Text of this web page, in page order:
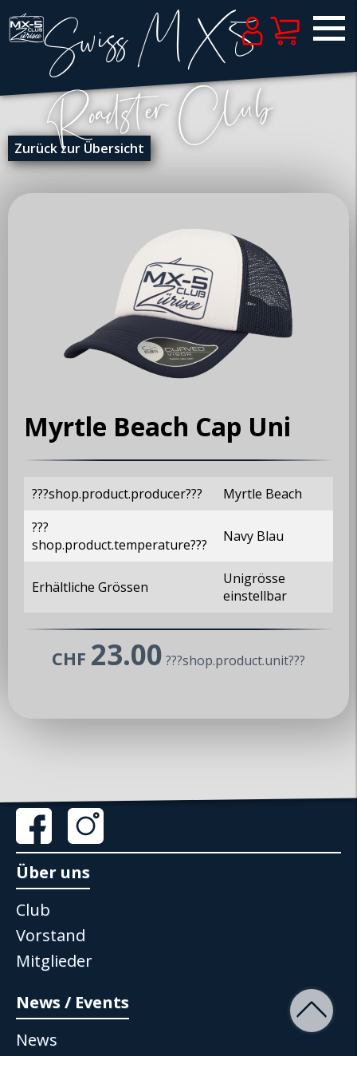
Zurück zur Übersicht
Myrtle Beach Cap Uni
???shop.product.producer???
Myrtle Beach
???
shop.product.temperature???
Navy Blau
Erhältliche Grössen
Unigrösse
einstellbar
CHF 23.00 ???shop.product.unit???
Über uns
Club
Vorstand
Mitglieder
News / Events
News